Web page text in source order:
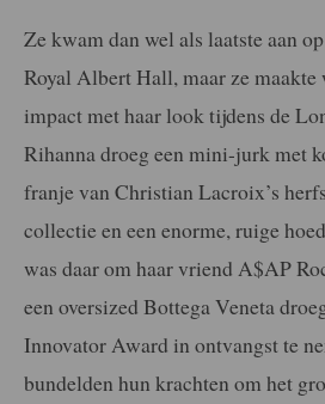
Ze kwam dan wel als laatste aan
Royal Albert Hall, maar ze maakte
impact met haar look tijdens de
Rihanna droeg een mini-jurk met
franje van Christian Lacroix’s
collectie en een enorme, ruige
was daar om haar vriend A$AP
een oversized Bottega Veneta
Innovator Award in ontvangst te
bundelden hun krachten om het